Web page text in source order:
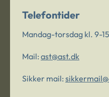
Telefontider
Mandag-torsdag kl. 9-
Mail: ast@ast.dk
Sikker mail: